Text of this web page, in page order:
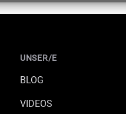
UNSER/E
BLOG
VIDEOS